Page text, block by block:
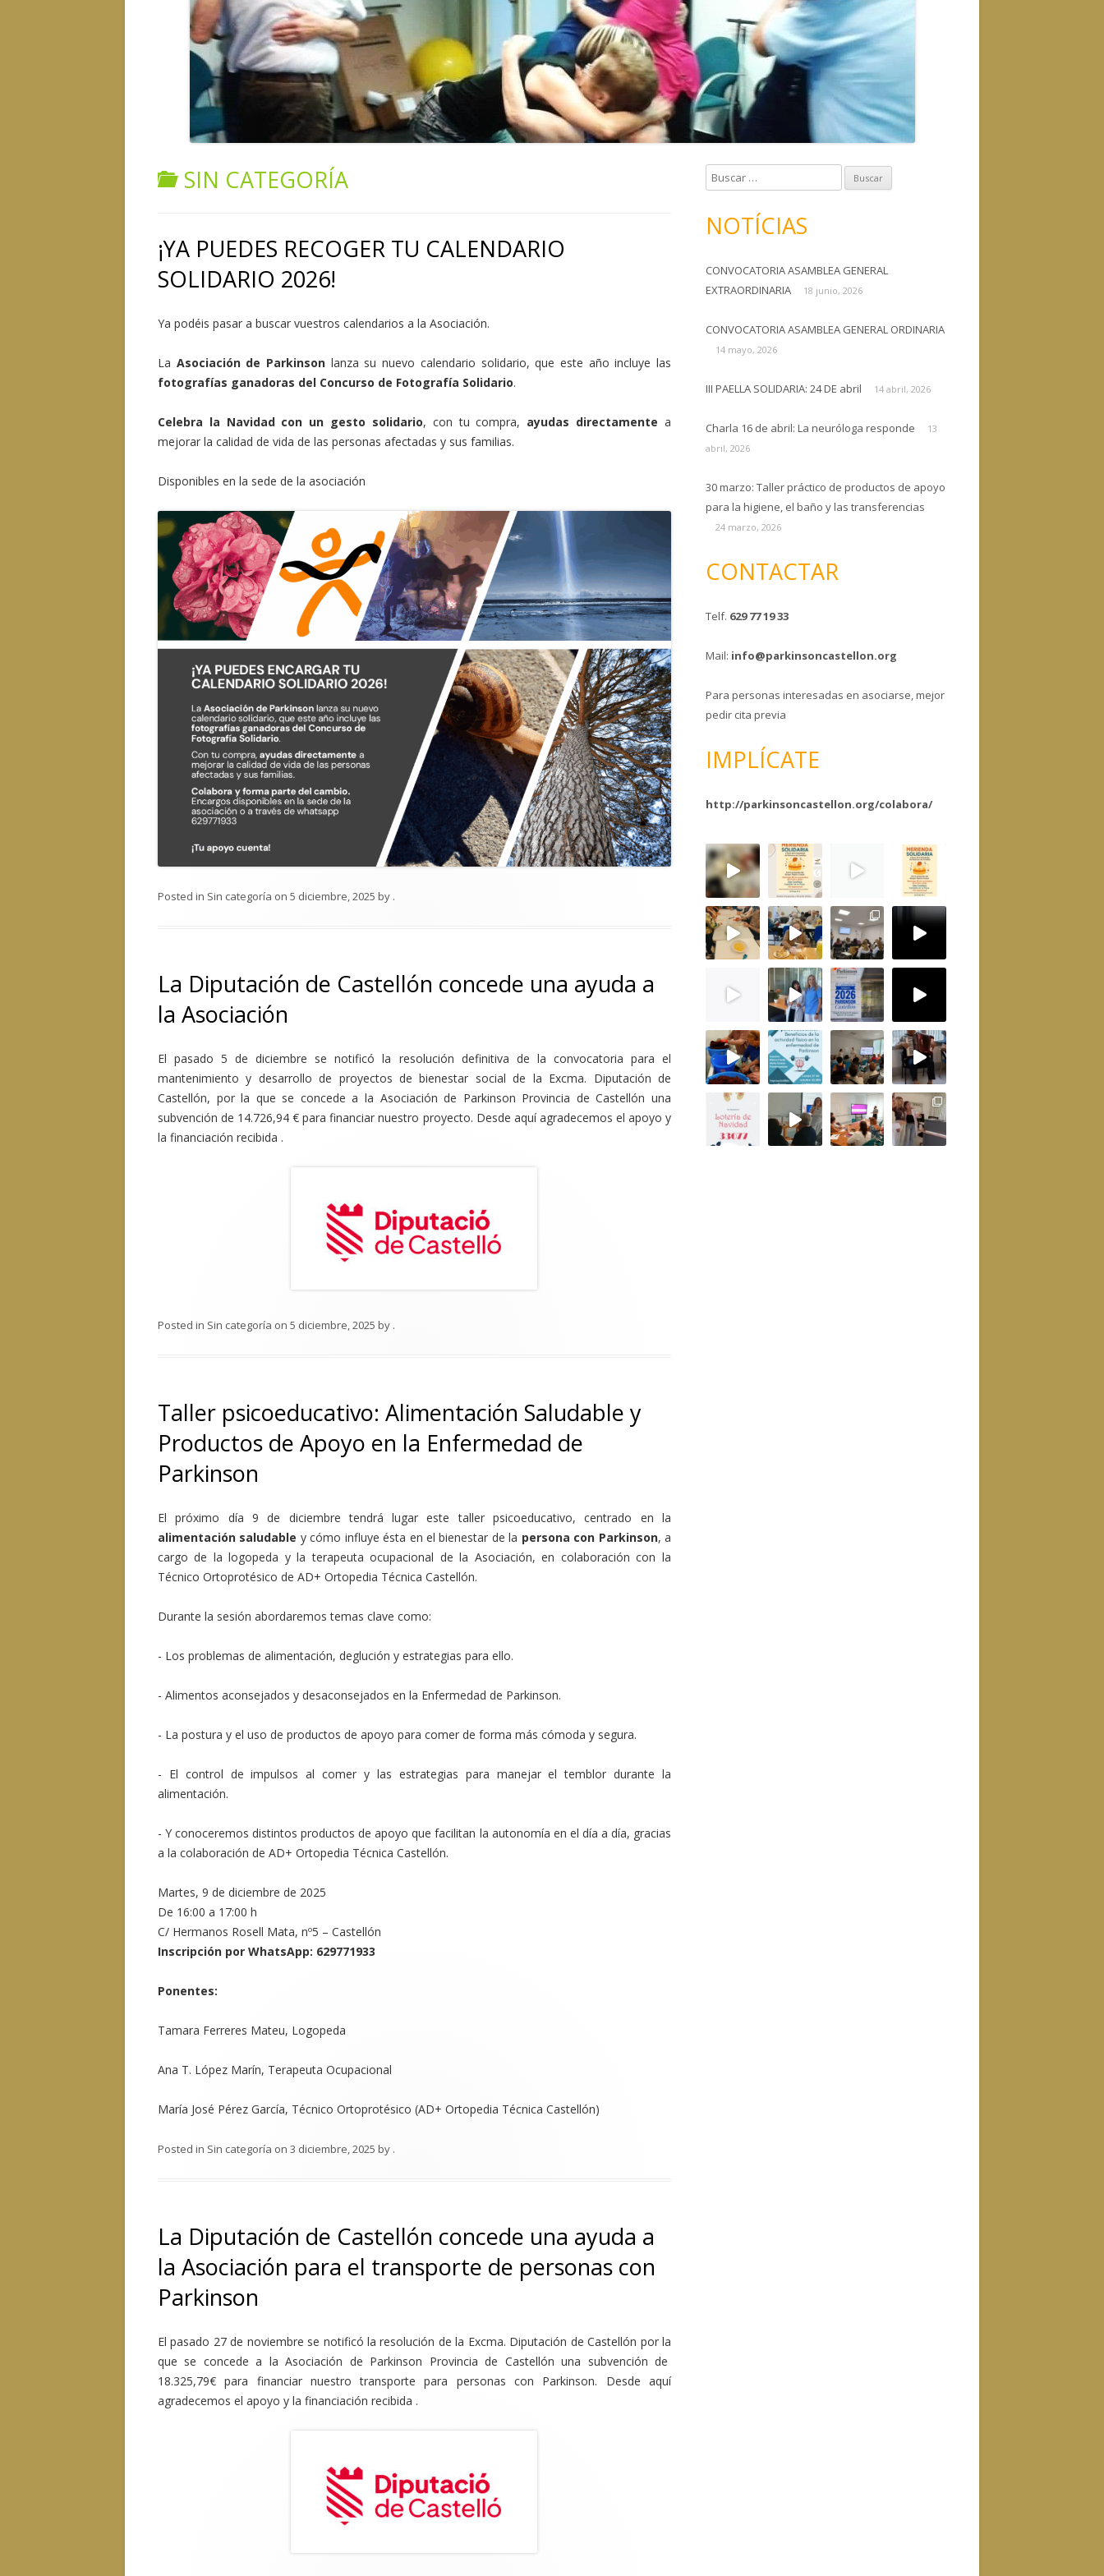
TERAPIA OCUPACIONAL
SOMOS TU FAMILIA
HORARIOS Y CUOTAS
SIN CATEGORÍA
¡YA PUEDES RECOGER TU CALENDARIO
SOLIDARIO 2026!
Ya podéis pasar a buscar vuestros calendarios a la Asociación.
La Asociación de Parkinson lanza su nuevo calendario solidario, que este año incluye las
fotografías ganadoras del Concurso de Fotografía Solidario.
Celebra la Navidad con un gesto solidario, con tu compra, ayudas directamente a
mejorar la calidad de vida de las personas afectadas y sus familias.
Disponibles en la sede de la asociación
Posted in Sin categoría on 5 diciembre, 2025 by .
La Diputación de Castellón concede una ayuda a
la Asociación
El pasado 5 de diciembre se notificó la resolución definitiva de la convocatoria para el
mantenimiento y desarrollo de proyectos de bienestar social de la Excma. Diputación de
Castellón, por la que se concede a la Asociación de Parkinson Provincia de Castellón una
subvención de 14.726,94 € para financiar nuestro proyecto. Desde aquí agradecemos el apoyo y
la financiación recibida .
Posted in Sin categoría on 5 diciembre, 2025 by .
Taller psicoeducativo: Alimentación Saludable y
Productos de Apoyo en la Enfermedad de
Parkinson
El próximo día 9 de diciembre tendrá lugar este taller psicoeducativo, centrado en la
alimentación saludable y cómo influye ésta en el bienestar de la persona con Parkinson, a
cargo de la logopeda y la terapeuta ocupacional de la Asociación, en colaboración con la
Técnico Ortoprotésico de AD+ Ortopedia Técnica Castellón.
Durante la sesión abordaremos temas clave como:
- Los problemas de alimentación, deglución y estrategias para ello.
- Alimentos aconsejados y desaconsejados en la Enfermedad de Parkinson.
- La postura y el uso de productos de apoyo para comer de forma más cómoda y segura.
- El control de impulsos al comer y las estrategias para manejar el temblor durante la
alimentación.
- Y conoceremos distintos productos de apoyo que facilitan la autonomía en el día a día, gracias
a la colaboración de AD+ Ortopedia Técnica Castellón.
Martes, 9 de diciembre de 2025
De 16:00 a 17:00 h
C/ Hermanos Rosell Mata, nº5 – Castellón
Inscripción por WhatsApp: 629771933
Ponentes:
Tamara Ferreres Mateu, Logopeda
Ana T. López Marín, Terapeuta Ocupacional
María José Pérez García, Técnico Ortoprotésico (AD+ Ortopedia Técnica Castellón)
Posted in Sin categoría on 3 diciembre, 2025 by .
La Diputación de Castellón concede una ayuda a
la Asociación para el transporte de personas con
Parkinson
El pasado 27 de noviembre se notificó la resolución de la Excma. Diputación de Castellón por la
que se concede a la Asociación de Parkinson Provincia de Castellón una subvención de
18.325,79€ para financiar nuestro transporte para personas con Parkinson. Desde aquí
agradecemos el apoyo y la financiación recibida .
u
c
r
:
NOTÍCIAS
CONVOCATORIA ASAMBLEA GENERAL
EXTRAORDINARIA
18 junio, 2026
CONVOCATORIA ASAMBLEA GENERAL ORDINARIA
14 mayo, 2026
III PAELLA SOLIDARIA: 24 DE abril 14 abril, 2026
Charla 16 de abril: La neuróloga responde
13
abril, 2026
30 marzo: Taller práctico de productos de apoyo
para la higiene, el baño y las transferencias
24 marzo, 2026
CONTACTAR
Telf. 629 77 19 33
Mail: info@parkinsoncastellon.org
Para personas interesadas en asociarse, mejor
pedir cita previa
IMPLÍCATE
http://parkinsoncastellon.org/colabora/